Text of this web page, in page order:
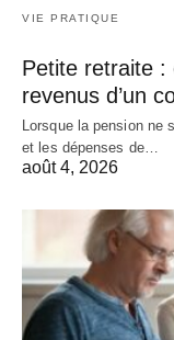
VIE PRATIQUE
Petite retraite :
revenus d’un
Lorsque la pension ne
et les dépenses de…
août 4, 2026